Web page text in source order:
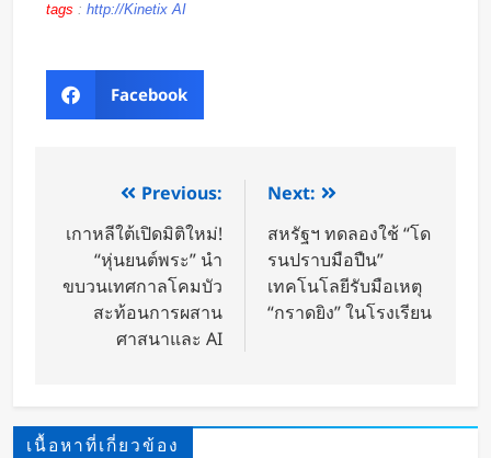
tags : http://Kinetix AI
Facebook
Previous:
เกาหลีใต้เปิดมิติใหม่!
“หุ่นยนต์พระ” นำ
ขบวนเทศกาลโคมบัว
สะท้อนการผสาน
ศาสนาและ AI
Next:
สหรัฐฯ ทดลองใช้ “โด
รนปราบมือปืน”
เทคโนโลยีรับมือเหตุ
“กราดยิง” ในโรงเรียน
เนื้อหาที่เกี่ยวข้อง